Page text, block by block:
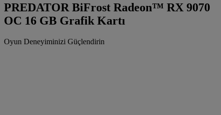
PREDATOR BiFrost Radeon™ RX 9070
OC 16 GB Grafik Kartı
Oyun Deneyiminizi Güçlendirin